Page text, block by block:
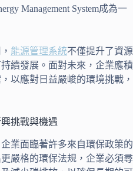
Management System成為一
能源管理系統不僅提升了資源
續發展。面對未來，企業應積
以應對日益嚴峻的環境挑戰，
挑戰與機遇
業面臨著許多來自環保政策的
嚴格的環保法規，企業必須尋